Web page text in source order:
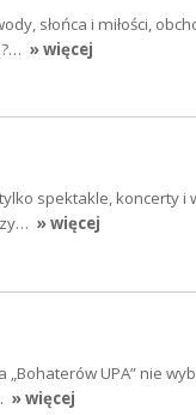
słońca i miłości,
» więcej
spektakle, koncerty
» więcej
UPA” nie
» więcej